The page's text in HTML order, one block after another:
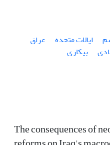
ایالات متحده
عراق
بیکاری
The consequences of